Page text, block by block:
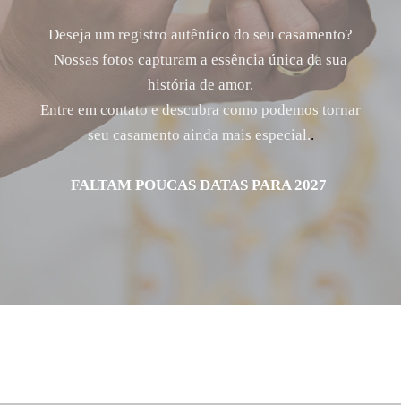
Deseja um registro autêntico do seu casamento?
Nossas fotos capturam a essência única da sua
história de amor.
Entre em contato e descubra como podemos tornar
seu casamento ainda mais especial..
FALTAM POUCAS DATAS PARA 2027